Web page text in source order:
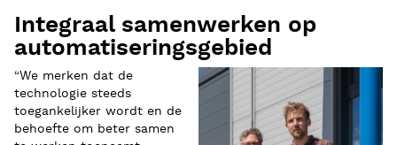
Integraal samenwerken op
automatiseringsgebied
“We merken dat de
technologie steeds
toegankelijker wordt en de
behoefte om beter samen